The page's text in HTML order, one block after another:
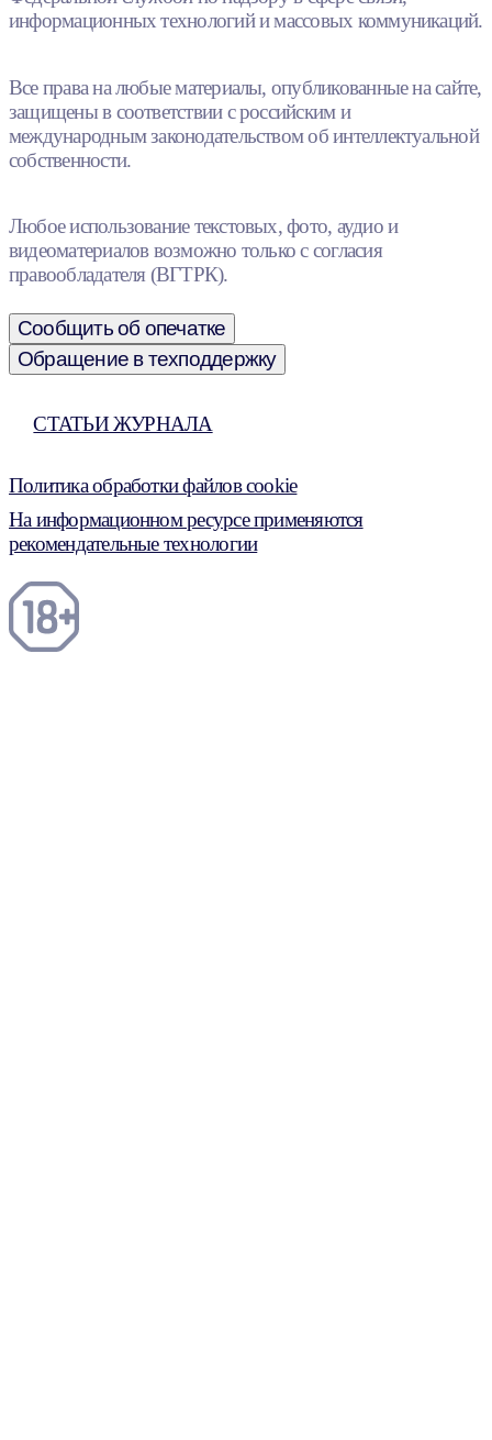
информационных технологий и массовых коммуникаций.
Все права на любые материалы, опубликованные на сайте,
защищены в соответствии с российским и
международным законодательством об интеллектуальной
собственности.
Любое использование текстовых, фото, аудио и
видеоматериалов возможно только с согласия
правообладателя (ВГТРК).
Сообщить об опечатке
Обращение в техподдержку
СТАТЬИ ЖУРНАЛА
Политика обработки файлов cookie
На информационном ресурсе применяются
рекомендательные технологии